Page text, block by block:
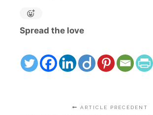
Spread the love
ARTICLE PRÉCÉDENT